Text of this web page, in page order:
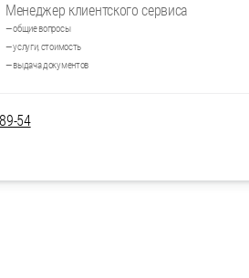
Менеджер клиентского сервиса
— общие вопросы
— услуги, стоимость
— выдача документов
54